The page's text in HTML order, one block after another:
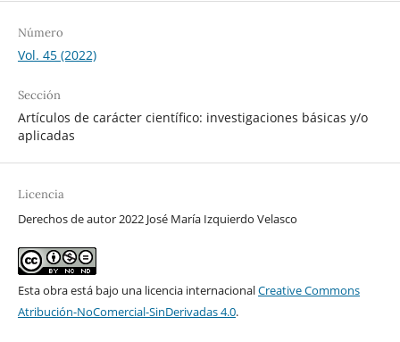
Número
Vol. 45 (2022)
Sección
Artículos de carácter científico: investigaciones básicas y/o
aplicadas
Licencia
Derechos de autor 2022 José María Izquierdo Velasco
Esta obra está bajo una licencia internacionalCreative Commons
Atribución-NoComercial-SinDerivadas 4.0.